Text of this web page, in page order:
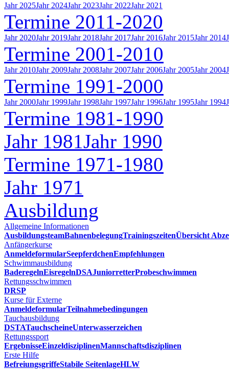
Jahr 2025Jahr 2024Jahr 2023Jahr 2022Jahr 2021
Termine 2011-2020
Jahr 2020Jahr 2019Jahr 2018Jahr 2017Jahr 2016Jahr 2015Jahr 2014
Termine 2001-2010
Jahr 2010Jahr 2009Jahr 2008Jahr 2007Jahr 2006Jahr 2005Jahr 2004
Termine 1991-2000
Jahr 2000Jahr 1999Jahr 1998Jahr 1997Jahr 1996Jahr 1995Jahr 1994
Termine 1981-1990
Jahr 1981Jahr 1990
Termine 1971-1980
Jahr 1971
Ausbildung
Allgemeine Informationen
AusbildungsteamBahnenbelegungTrainingszeitenÜbersicht
Anfängerkurse
AnmeldeformularSeepferdchenEmpfehlungen
Schwimmausbildung
BaderegelnEisregelnDSAJuniorretterProbeschwimmen
Rettungsschwimmen
DRSP
Kurse für Externe
AnmeldeformularTeilnahmebedingungen
Tauchausbildung
DSTATauchscheineUnterwasserzeichen
Rettungssport
ErgebnisseEinzeldisziplinenMannschaftsdisziplinen
Erste Hilfe
BefreiungsgriffeStabile SeitenlageHLW